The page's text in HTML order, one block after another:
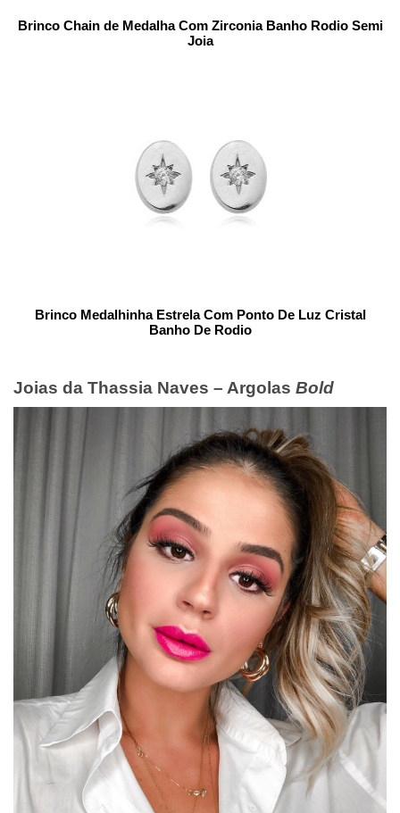
Brinco Chain de Medalha Com Zirconia Banho Rodio Semi
Joia
Brinco Medalhinha Estrela Com Ponto De Luz Cristal
Banho De Rodio
Joias da Thassia Naves – Argolas Bold